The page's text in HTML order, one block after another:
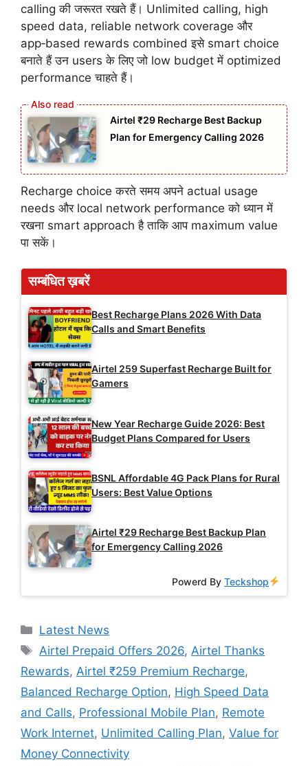
calling की जरूरत रखते हैं। Unlimited calling, high
speed data, reliable network coverage और
app‑based rewards combined इसे smart choice
बनाते हैं उन users के लिए जो low budget में optimized
performance चाहते हैं।
Airtel ₹29 Recharge Best Backup
Plan for Emergency Calling 2026
Recharge choice करते समय अपने actual usage
needs और local network performance को ध्यान में
रखना smart approach है ताकि आप maximum value
पा सकें।
सम्बंधित ख़बरें
Best Recharge Plans 2026 With Data
Calls and Smart Benefits
Airtel 259 Superfast Recharge Built for
Gamers
New Year Recharge Guide 2026: Best
Budget Plans Compared for Users
BSNL Affordable 4G Pack Plans for Rural
Users: Best Value Options
Airtel ₹29 Recharge Best Backup Plan
for Emergency Calling 2026
Powerd ByTeckshop
Categories
Latest News
Tags
Airtel Prepaid Offers 2026, Airtel Thanks
Rewards, Airtel ₹259 Premium Recharge,
Balanced Recharge Option, High Speed Data
and Calls, Professional Mobile Plan, Remote
Work Internet, Unlimited Calling Plan, Value for
Money Connectivity